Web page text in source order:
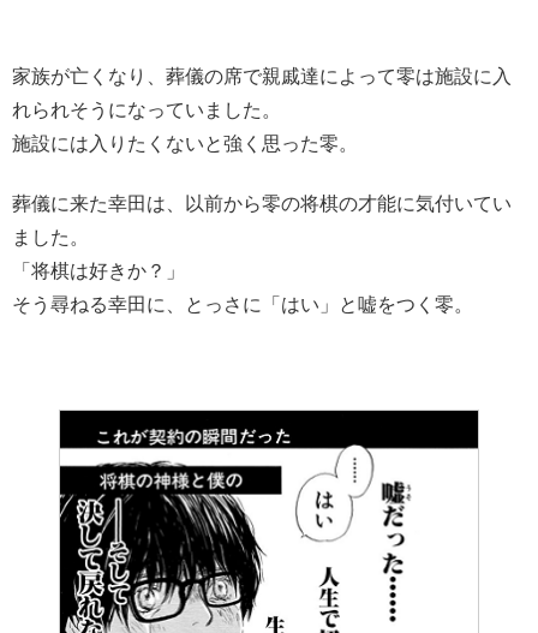
家族が亡くなり、葬儀の席で親戚達によって零は施設に入
れられそうになっていました。
施設には入りたくないと強く思った零。
葬儀に来た幸田は、以前から零の将棋の才能に気付いてい
ました。
「将棋は好きか？」
そう尋ねる幸田に、とっさに「はい」と嘘をつく零。